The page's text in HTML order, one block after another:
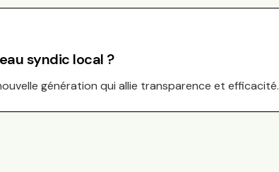
syndic local ?
génération qui allie transparence et efficacité.